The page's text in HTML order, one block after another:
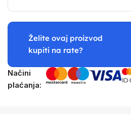
Želite ovaj proizvod
kupiti na rate?
Načini
plaćanja: